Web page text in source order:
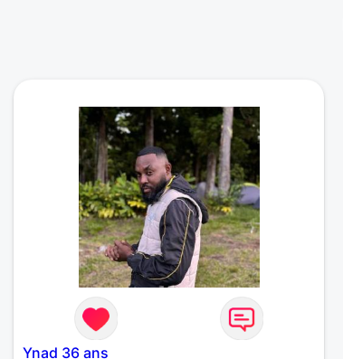
Ynad 36 ans